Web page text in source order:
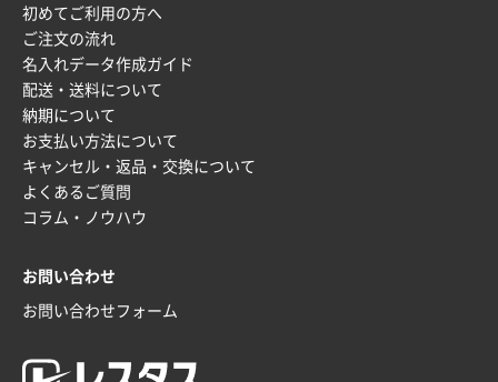
富山県O社様
uni ジェットストリーム 07
2025年12月09日 14:04
安い、早い
埼玉県G社様
ラミネート紙袋 規格L4サイズ(B4対応)
2025年12月04日 17:34
兵庫県のお客様
2025年12月02日 23:00
初めてご利用の方へ
ご注文の流れ
名入れデータ作成ガイド
配送・送料について
納期について
お支払い方法について
キャンセル・返品・交換について
よくあるご質問
コラム・ノウハウ
お問い合わせ
お問い合わせフォーム